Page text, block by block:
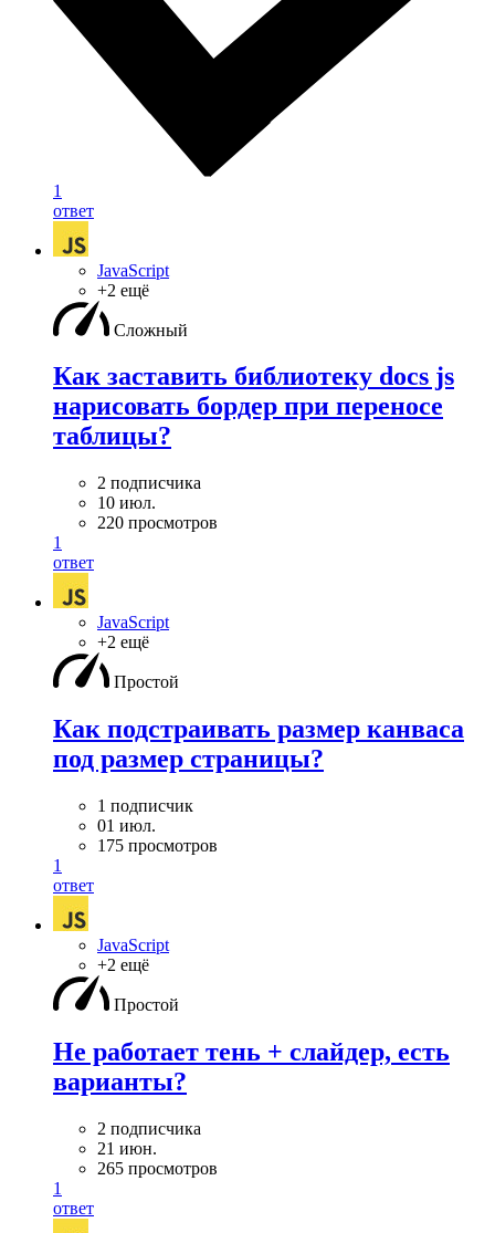
1
ответ
JavaScript
+2 ещё
Сложный
Как заставить библиотеку docs js
нарисовать бордер при переносе
таблицы?
2 подписчика
10 июл.
220 просмотров
1
ответ
JavaScript
+2 ещё
Простой
Как подстраивать размер канваса
под размер страницы?
1 подписчик
01 июл.
175 просмотров
1
ответ
JavaScript
+2 ещё
Простой
Не работает тень + слайдер, есть
варианты?
2 подписчика
21 июн.
265 просмотров
1
ответ